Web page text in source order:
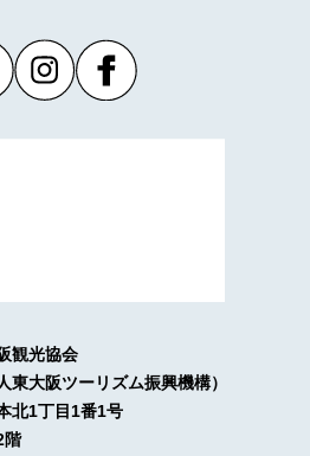
観光協会
東大阪ツーリズム振興機構）
北1丁目1番1号
階